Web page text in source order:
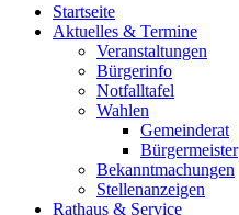
Startseite
Aktuelles & Termine
Veranstaltungen
Bürgerinfo
Notfalltafel
Wahlen
Gemeinderat
Bürgermeister
Bekanntmachungen
Stellenanzeigen
Rathaus & Service